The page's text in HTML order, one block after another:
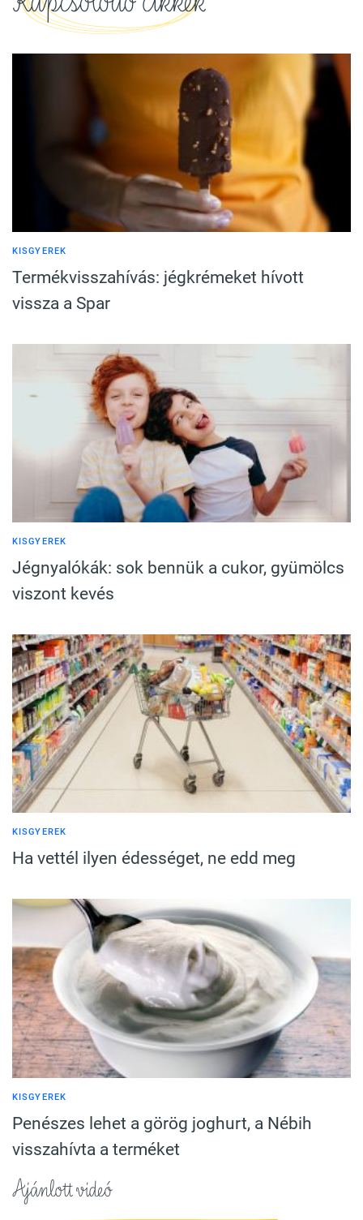
KISGYEREK
Termékvisszahívás: jégkrémeket hívott
vissza a Spar
KISGYEREK
Jégnyalókák: sok bennük a cukor, gyümölcs
viszont kevés
KISGYEREK
Ha vettél ilyen édességet, ne edd meg
KISGYEREK
Penészes lehet a görög joghurt, a Nébih
visszahívta a terméket
Ajánlott videó